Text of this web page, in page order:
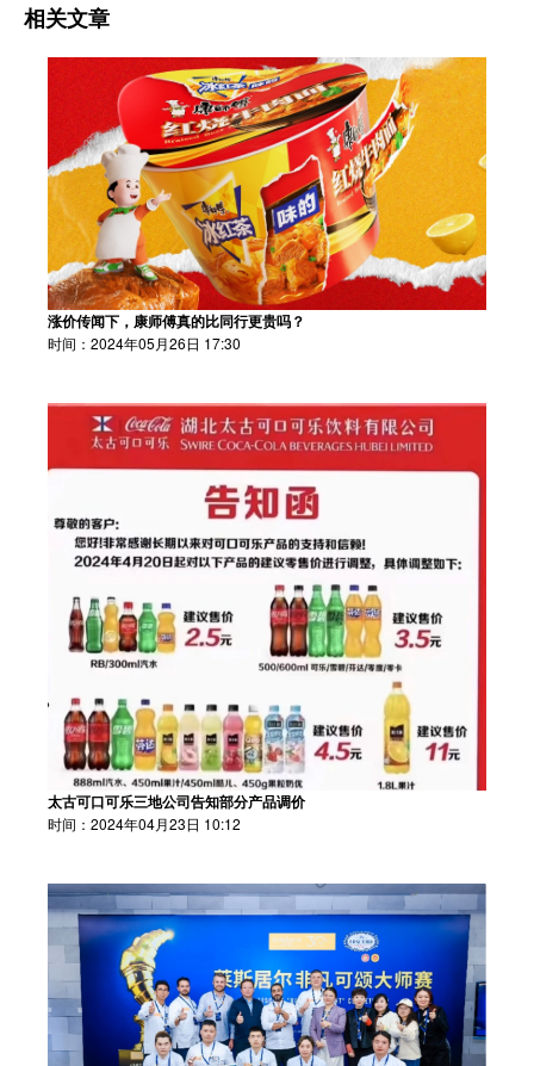
相关文章
涨价传闻下，康师傅真的比同行更贵吗？
时间：2024年05月26日 17:30
太古可口可乐三地公司告知部分产品调价
时间：2024年04月23日 10:12